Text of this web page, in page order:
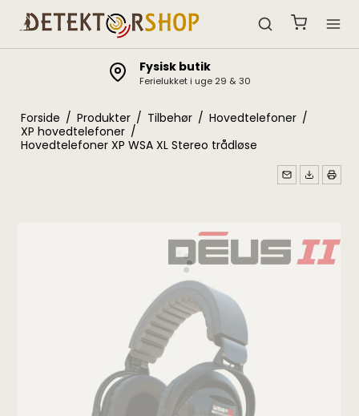
Fysisk butik
Ferielukket i uge 29 & 30
Forside / Produkter / Tilbehør / Hovedtelefoner /
XP hovedtelefoner /
Hovedtelefoner XP WSA XL Stereo trådløse